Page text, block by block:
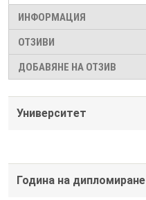
ИНФОРМАЦИЯ
ОТЗИВИ
ДОБАВЯНЕ НА ОТЗИВ
Университет
Година на дипломиране